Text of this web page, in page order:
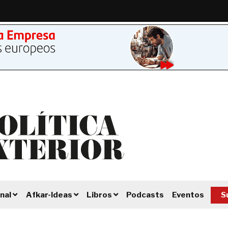
Afkar-Ideas Libros Podcasts Eventos